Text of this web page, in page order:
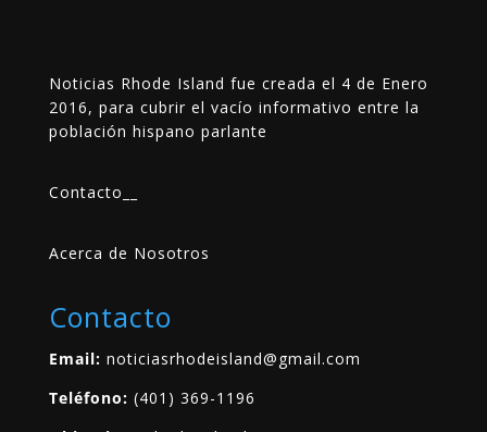
Noticias Rhode Island fue creada el 4 de Enero
2016, para cubrir el vacío informativo entre la
población hispano parlante
Contacto
Acerca de Nosotros
Contacto
Email: noticiasrhodeisland@gmail.com
Teléfono: (401) 369-1196